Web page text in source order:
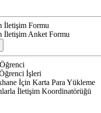
İletişim Formu
İletişim Anket Formu
İşleri
İçin Karta Para Yükleme
İletişim Koordinatörüğü